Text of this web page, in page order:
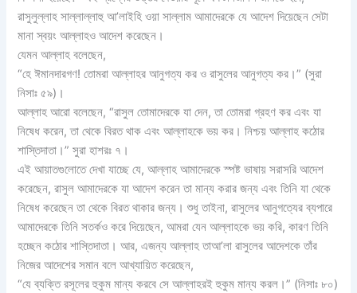
রাসুলুল্লাহ সাল্লাল্লাহু আ’লাইহি ওয়া সাল্লাম আমাদেরকে যে আদেশ দিয়েছেন সেটা
মানা স্বয়ং আল্লাহও আদেশ করেছেন।
যেমন আল্লাহ বলেছেন,
“হে ঈমানদারগণ! তোমরা আল্লাহর আনুগত্য কর ও রাসুলের আনুগত্য কর।” (সুরা
নিসাঃ ৫৯)।
আল্লাহ আরো বলেছেন, “রাসুল তোমাদেরকে যা দেন, তা তোমরা গ্রহণ কর এবং যা
নিষেধ করেন, তা থেকে বিরত থাক এবং আল্লাহকে ভয় কর। নিশ্চয় আল্লাহ কঠোর
শাস্তিদাতা।” সুরা হাশরঃ ৭।
এই আয়াতগুলোতে দেখা যাচ্ছে যে, আল্লাহ আমাদেরকে স্পষ্ট ভাষায় সরাসরি আদেশ
করেছেন, রাসুল আমাদেরকে যা আদেশ করেন তা মান্য করার জন্য এবং তিনি যা থেকে
নিষেধ করেছেন তা থেকে বিরত থাকার জন্য। শুধু তাইনা, রাসুলের আনুগত্যের ব্যপারে
আমাদেরকে তিনি সতর্কও করে দিয়েছেন, আমরা যেন আল্লাহকে ভয় করি, কারণ তিনি
হচ্ছেন কঠোর শাস্তিদাতা। আর, এজন্য আল্লাহ তাআ’লা রাসুলের আদেশকে তাঁর
নিজের আদেশের সমান বলে আখ্যায়িত করেছেন,
“যে ব্যক্তি রসূলের হুকুম মান্য করবে সে আল্লাহরই হুকুম মান্য করল।” (নিসাঃ ৮০)